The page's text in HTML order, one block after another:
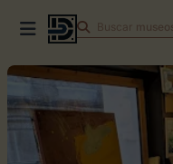
Buscar teatros